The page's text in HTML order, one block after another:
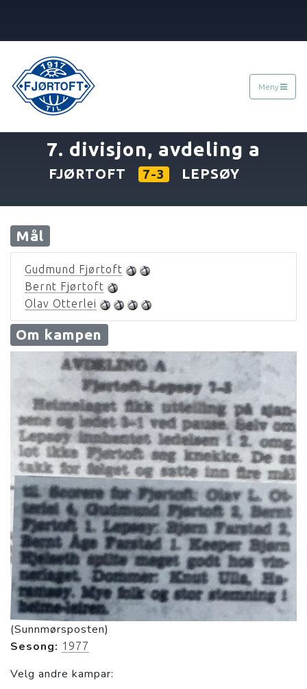
Meny
7. divisjon, avdeling a
FJØRTOFT 7-3 LEPSØY
Mål
Gudmund Fjørtoft
Bernt Fjørtoft
Olav Otterlei
Om kampen
(Sunnmørsposten)
Sesong: 1977
Velg andre kampar: